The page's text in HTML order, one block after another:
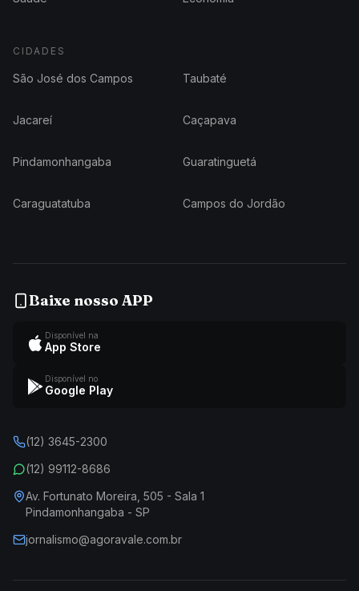
CIDADES
São José dos Campos Taubaté
Jacareí Caçapava
Pindamonhangaba Guaratinguetá
Caraguatatuba Campos do Jordão
Baixe nosso APP
Disponível na
App Store
Disponível no
Google Play
(12) 3645-2300
(12) 99112-8686
Av. Fortunato Moreira, 505 - Sala 1
Pindamonhangaba - SP
jornalismo@agoravale.com.br